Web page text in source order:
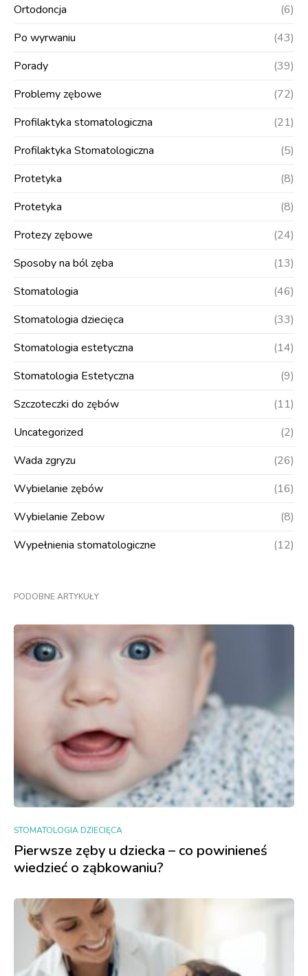
Ortodoncja
(6)
Po wyrwaniu
(43)
Porady
(39)
Problemy zębowe
(72)
Profilaktyka stomatologiczna
(21)
Profilaktyka Stomatologiczna
(5)
Protetyka
(8)
Protetyka
(8)
Protezy zębowe
(24)
Sposoby na ból zęba
(13)
Stomatologia
(46)
Stomatologia dziecięca
(33)
Stomatologia estetyczna
(14)
Stomatologia Estetyczna
(9)
Szczoteczki do zębów
(11)
Uncategorized
(2)
Wada zgryzu
(26)
Wybielanie zębów
(16)
Wybielanie Zebow
(8)
Wypełnienia stomatologiczne
(12)
PODOBNE ARTYKUŁY
STOMATOLOGIA DZIECIĘCA
Pierwsze zęby u dziecka – co powinieneś
wiedzieć o ząbkowaniu?